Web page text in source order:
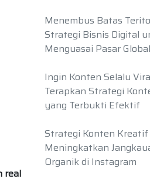
real
Menembus Batas
Strategi Bisnis Digital
Menguasai Pasar
Ingin Konten Selalu
Terapkan Strategi
yang Terbukti Efektif
Strategi Konten
Meningkatkan
Organik di Instagram